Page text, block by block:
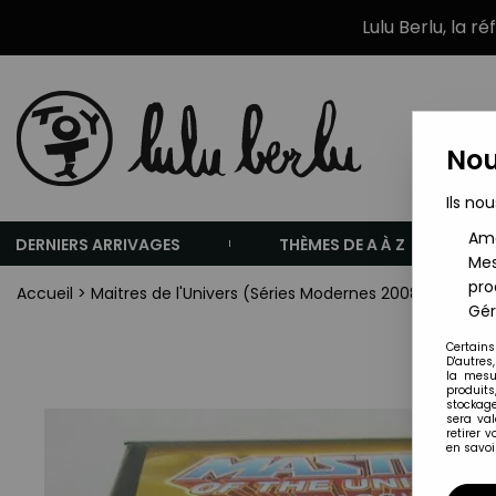
Lulu Berlu, la
DERNIERS ARRIVAGES THÈMES DE A À Z
Accueil > Maitres de l'Univers (Séries Modernes 2008 et +) >
Ils
la
sera
retirer
en